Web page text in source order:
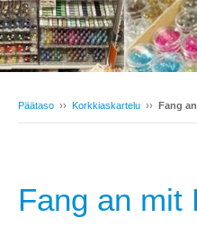
Päätaso ›› Korkkiaskartelu ›› Fang
Fang an mit